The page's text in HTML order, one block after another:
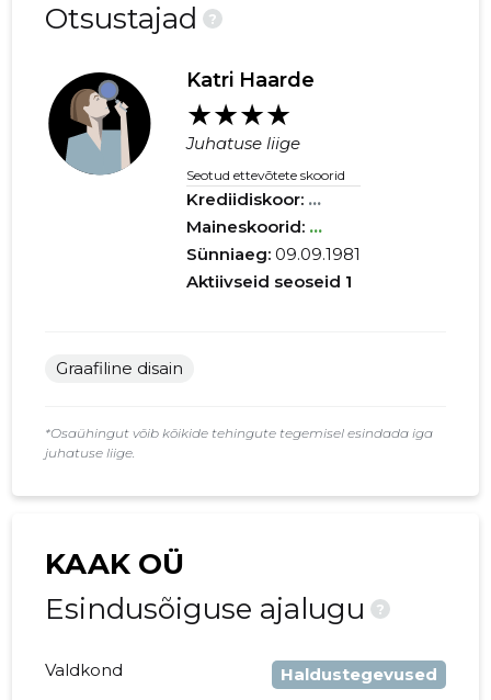
Otsustajad
?
Katri Haarde
★★★★
Juhatuse liige
Seotud ettevõtete skoorid
Krediidiskoor: ...
Maineskoorid: ...
Sünniaeg:09.09.1981
Aktiivseid seoseid 1
Graafiline disain
*Osaühingut võib kõikide tehingute tegemisel esindada iga
juhatuse liige.
KAAK OÜ
Esindusõiguse ajalugu
?
Valdkond
Haldustegevused